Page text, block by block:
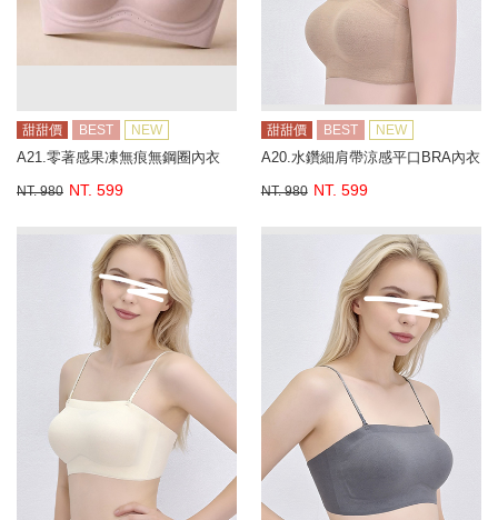
甜甜價 BEST NEW
A21.零著感果凍無痕無鋼圈內衣
NT. 980 NT. 599
甜甜價 BEST NEW
A20.水鑽細肩帶涼感平口BRA內衣
NT. 980 NT. 599